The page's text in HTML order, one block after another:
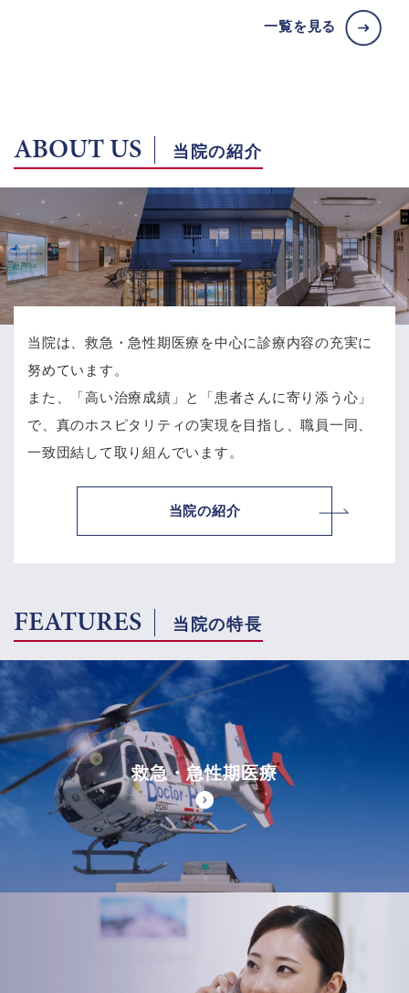
一覧を見る
ABOUT US 当院の紹介
当院は、救急・急性期医療を中心に診療内容の充実に
努めています。
また、「高い治療成績」と「患者さんに寄り添う心」
で、 真のホスピタリティの実現を目指し、職員一同、
一致団結して取り組んでいます。
当院の紹介
FEATURES 当院の特長
救急・急性期医療